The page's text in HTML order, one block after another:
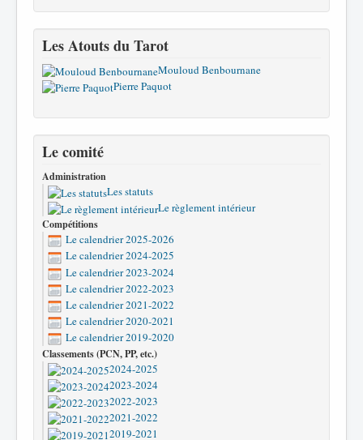
Les Atouts du Tarot
Mouloud Benbournane
Pierre Paquot
Le comité
Administration
Les statuts
Le règlement intérieur
Compétitions
Le calendrier 2025-2026
Le calendrier 2024-2025
Le calendrier 2023-2024
Le calendrier 2022-2023
Le calendrier 2021-2022
Le calendrier 2020-2021
Le calendrier 2019-2020
Classements (PCN, PP, etc.)
2024-2025
2023-2024
2022-2023
2021-2022
2019-2021